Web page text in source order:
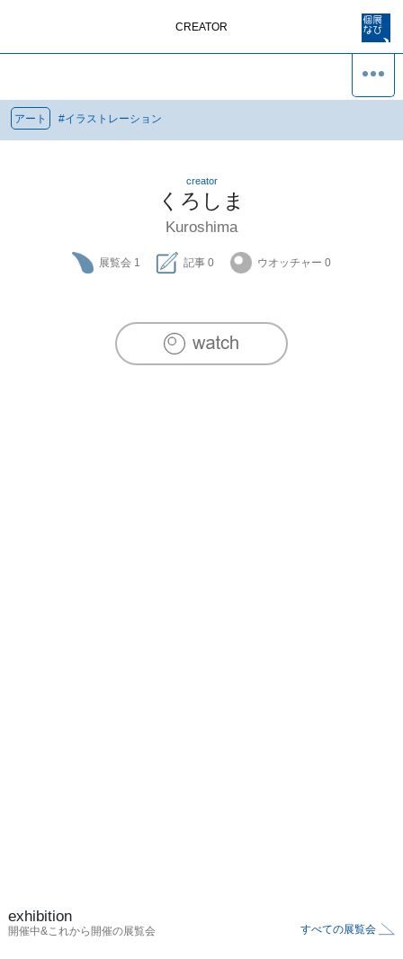
CREATOR
アート #イラストレーション
creator
くろしま
Kuroshima
展覧会 1 記事 0 ウオッチャー 0
exhibition
開催中&これから開催の展覧会 すべての展覧会